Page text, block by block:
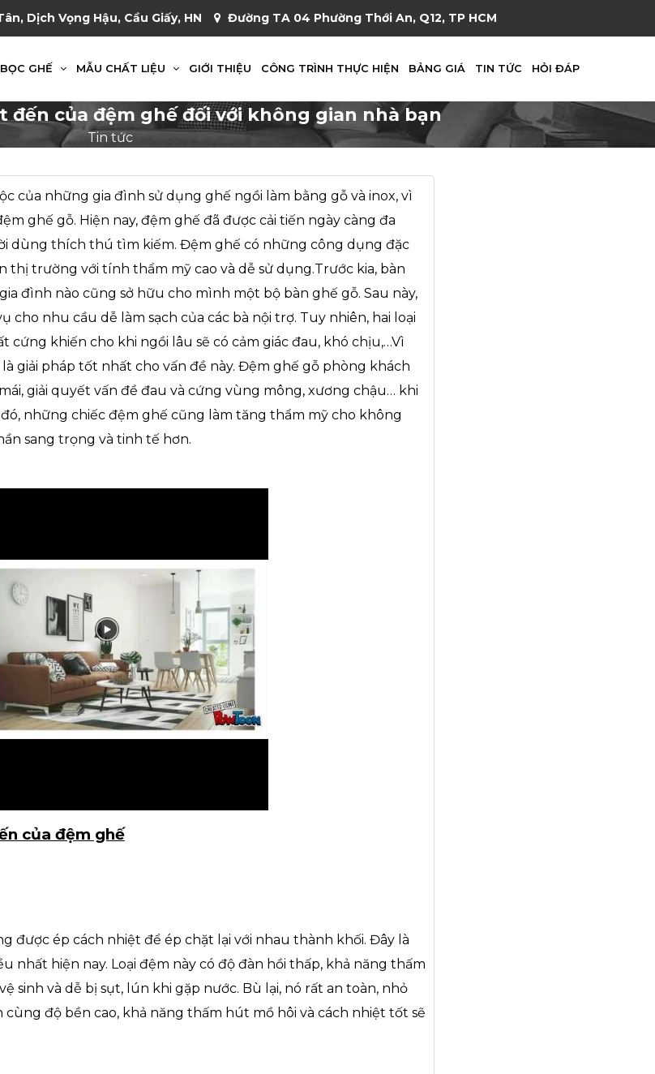
Dịch Vọng Hậu, Cầu Giấy, HN Đường TA 04 Phường Thới An, Q12, TP HCM
GHẾ MẪU CHẤT LIỆU GIỚI THIỆU CÔNG TRÌNH THỰC HIỆN BẢNG GIÁ TIN TỨC HỎI ĐÁP
của đệm ghế đối với không gian nhà bạn
Tin tức
của những gia đình sử dụng ghế ngồi làm bằng gỗ và inox, vì
ghế gỗ. Hiện nay, đệm ghế đã được cải tiến ngày càng đa
dùng thích thú tìm kiếm. Đệm ghế có những công dụng đặc
trường với tính thẩm mỹ cao và dễ sử dụng.Trước kia, bàn
đình nào cũng sở hữu cho mình một bộ bàn ghế gỗ. Sau này,
cho nhu cầu dễ làm sạch của các bà nội trợ. Tuy nhiên, hai loại
cứng khiến cho khi ngồi lâu sẽ có cảm giác đau, khó chịu,…Vì
giải pháp tốt nhất cho vấn đề này. Đệm ghế gỗ phòng khách
giải quyết vấn đề đau và cứng vùng mông, xương chậu… khi
những chiếc đệm ghế cũng làm tăng thẩm mỹ cho không
sang trọng và tinh tế hơn.
của đệm ghế
được ép cách nhiệt để ép chặt lại với nhau thành khối. Đây là
nhất hiện nay. Loại đệm này có độ đàn hồi thấp, khả năng thấm
sinh và dễ bị sụt, lún khi gặp nước. Bù lại, nó rất an toàn, nhỏ
độ bền cao, khả năng thấm hút mồ hôi và cách nhiệt tốt sẽ